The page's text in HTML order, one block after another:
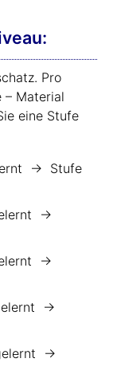
Pro
– Material
eine Stufe
→ Stufe
→
→
→
→